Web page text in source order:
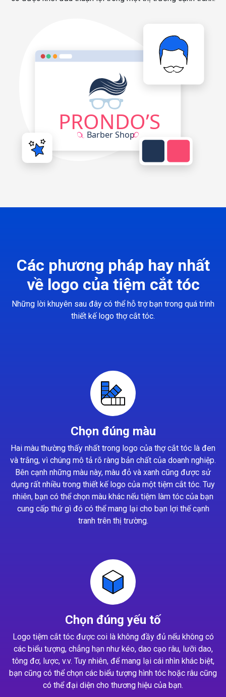
Các phương pháp hay nhất
về logo của tiệm cắt tóc
Những lời khuyên sau đây có thể hỗ trợ bạn trong quá trình
thiết kế logo thợ cắt tóc.
Chọn đúng màu
Hai màu thường thấy nhất trong logo của thợ cắt tóc là đen
và trắng, vì chúng mô tả rõ ràng bản chất của doanh nghiệp.
Bên cạnh những màu này, màu đỏ và xanh cũng được sử
dụng rất nhiều trong thiết kế logo của một tiệm cắt tóc. Tuy
nhiên, bạn có thể chọn màu khác nếu tiệm làm tóc của bạn
cung cấp thứ gì đó có thể mang lại cho bạn lợi thế cạnh
tranh trên thị trường.
Chọn đúng yếu tố
Logo tiệm cắt tóc được coi là không đầy đủ nếu không có
các biểu tượng, chẳng hạn như kéo, dao cạo râu, lưỡi dao,
tông đơ, lược, v.v. Tuy nhiên, để mang lại cái nhìn khác biệt,
bạn cũng có thể chọn các biểu tượng hình tóc hoặc râu cũng
có thể đại diện cho thương hiệu của bạn.